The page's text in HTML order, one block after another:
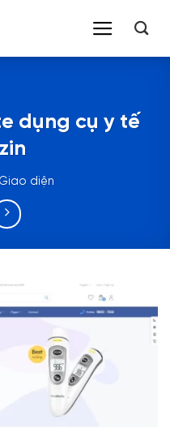
dụng cụ y tế
Giao diện